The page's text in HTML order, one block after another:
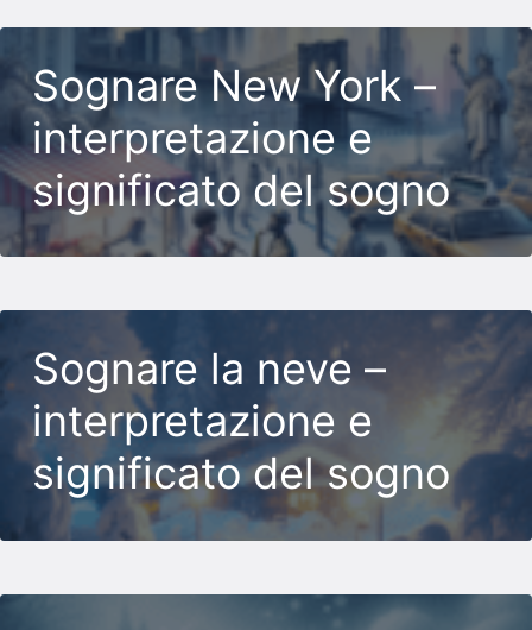
Sognare New York –
interpretazione e
significato del sogno
Sognare la neve –
interpretazione e
significato del sogno